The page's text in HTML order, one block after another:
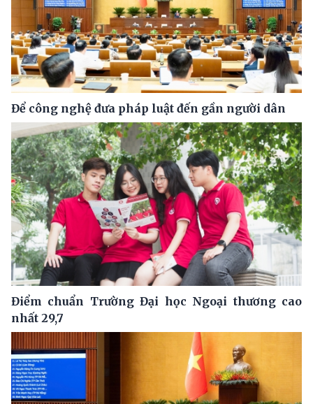
Để công nghệ đưa pháp luật đến gần người dân
Điểm chuẩn Trường Đại học Ngoại thương cao
nhất 29,7